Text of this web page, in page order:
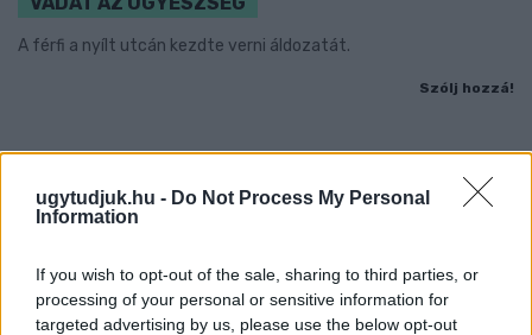
ugytudjuk.hu - Do Not Process My Personal
Information
If you wish to opt-out of the sale, sharing to third parties, or
processing of your personal or sensitive information for
targeted advertising by us, please use the below opt-out
A férfi a nyílt utcán kezdte verni áldozatát.
Szólj hozzá!